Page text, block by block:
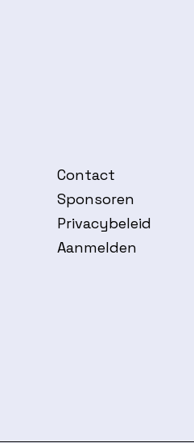
Contact
Sponsoren
Privacybeleid
Aanmelden